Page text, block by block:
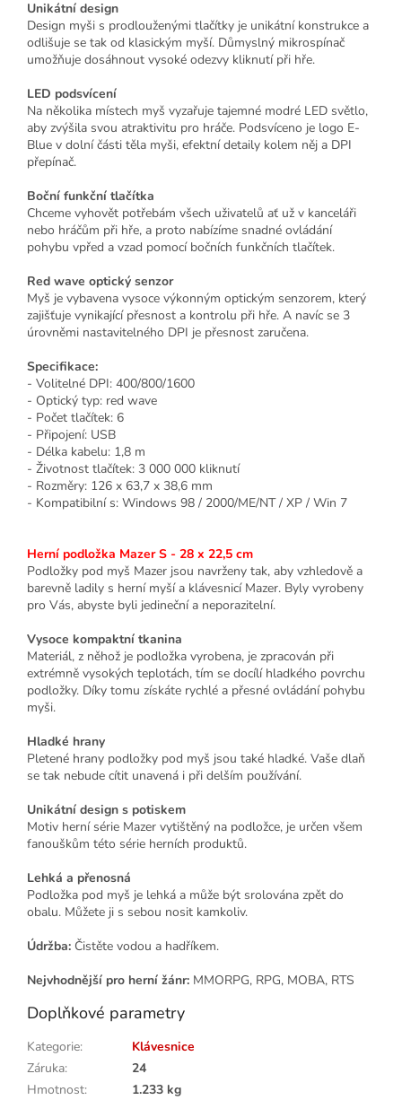
Unikátní design
Design myši s prodlouženými tlačítky je unikátní konstrukce a
odlišuje se tak od klasickým myší. Důmyslný mikrospínač
umožňuje dosáhnout vysoké odezvy kliknutí při hře.
LED podsvícení
Na několika místech myš vyzařuje tajemné modré LED světlo,
aby zvýšila svou atraktivitu pro hráče. Podsvíceno je logo E-
Blue v dolní části těla myši, efektní detaily kolem něj a DPI
přepínač.
Boční funkční tlačítka
Chceme vyhovět potřebám všech uživatelů ať už v kanceláři
nebo hráčům při hře, a proto nabízíme snadné ovládání
pohybu vpřed a vzad pomocí bočních funkčních tlačítek.
Red wave optický senzor
Myš je vybavena vysoce výkonným optickým senzorem, který
zajišťuje vynikající přesnost a kontrolu při hře. A navíc se 3
úrovněmi nastavitelného DPI je přesnost zaručena.
Specifikace:
- Volitelné DPI: 400/800/1600
- Optický typ: red wave
- Počet tlačítek: 6
- Připojení: USB
- Délka kabelu: 1,8 m
- Životnost tlačítek: 3 000 000 kliknutí
- Rozměry: 126 x 63,7 x 38,6 mm
- Kompatibilní s: Windows 98 / 2000/ME/NT / XP / Win 7
Herní podložka Mazer S - 28 x 22,5 cm
Podložky pod myš Mazer jsou navrženy tak, aby vzhledově a
barevně ladily s herní myší a klávesnicí Mazer. Byly vyrobeny
pro Vás, abyste byli jedineční a neporazitelní.
Vysoce kompaktní tkanina
Materiál, z něhož je podložka vyrobena, je zpracován při
extrémně vysokých teplotách, tím se docílí hladkého povrchu
podložky. Díky tomu získáte rychlé a přesné ovládání pohybu
myši.
Hladké hrany
Pletené hrany podložky pod myš jsou také hladké. Vaše dlaň
se tak nebude cítit unavená i při delším používání.
Unikátní design s potiskem
Motiv herní série Mazer vytištěný na podložce, je určen všem
fanouškům této série herních produktů.
Lehká a přenosná
Podložka pod myš je lehká a může být srolována zpět do
obalu. Můžete ji s sebou nosit kamkoliv.
Údržba: Čistěte vodou a hadříkem.
Nejvhodnější pro herní žánr: MMORPG, RPG, MOBA, RTS
Doplňkové parametry
Kategorie:
Klávesnice
Záruka:
24
Hmotnost:
1.233 kg